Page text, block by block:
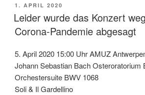
VERÖFFENTLICHT
AM
1. APRIL 2020
Leider wurde das Konzert
Corona-Pandemie abgesagt
5. April 2020 15:00 Uhr AMUZ
Johann Sebastian Bach Osteroratorium
Orchestersuite BWV 1068
Soli & Il Gardellino